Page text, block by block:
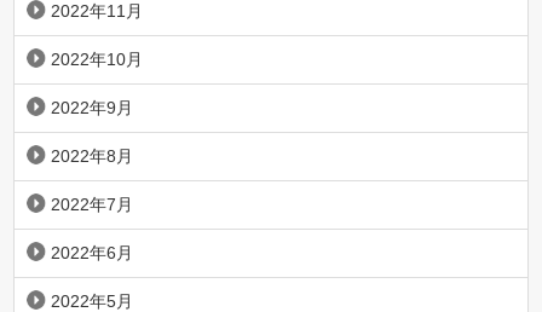
2022年11月
2022年10月
2022年9月
2022年8月
2022年7月
2022年6月
2022年5月